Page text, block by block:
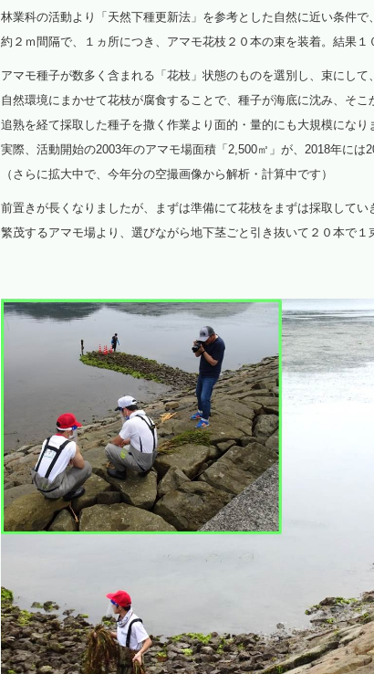
林業科の活動より「天然下種更新法」を参考とした自然に近い条件
約２ｍ間隔で、１ヵ所につき、アマモ花枝２０本の束を装着。結果１
アマモ種子が数多く含まれる「花枝」状態のものを選別し、束にして
自然環境にまかせて花枝が腐食することで、種子が海底に沈み、そこ
追熟を経て採取した種子を撒く作業より面的・量的にも大規模になり
実際、活動開始の2003年のアマモ場面積「2,500㎡」が、2018年には
（さらに拡大中で、今年分の空撮画像から解析・計算中です）
前置きが長くなりましたが、まずは準備にて花枝をまずは採取して
繁茂するアマモ場より、選びながら地下茎ごと引き抜いて２０本で１